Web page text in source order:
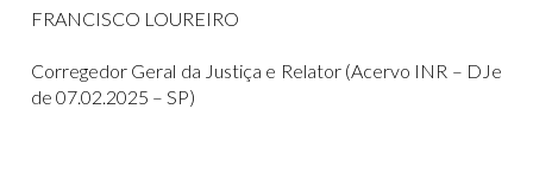
FRANCISCO LOUREIRO
Corregedor Geral da Justiça e Relator (Acervo INR – DJe
de 07.02.2025 – SP)